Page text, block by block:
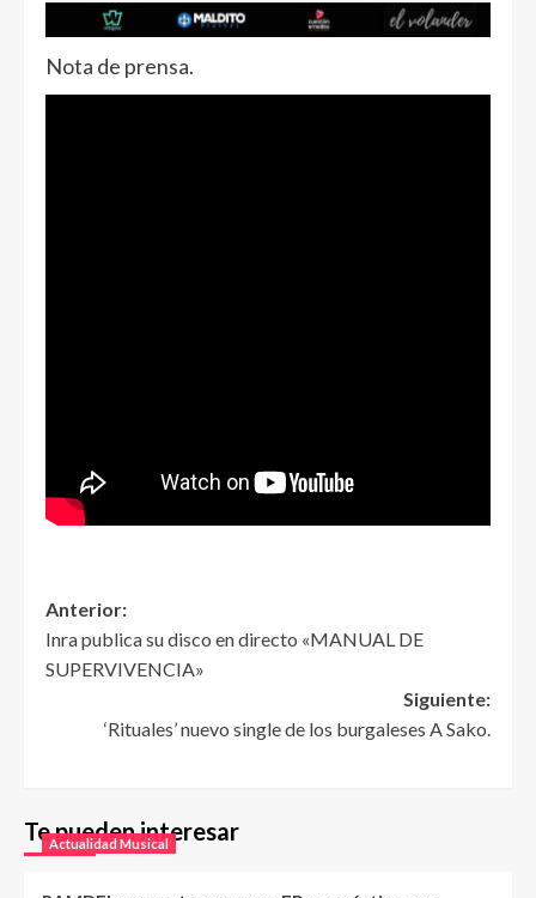
Nota de prensa.
Anterior:
Inra publica su disco en directo «MANUAL DE
SUPERVIVENCIA»
Siguiente:
‘Rituales’ nuevo single de los burgaleses A Sako.
Te pueden interesar
Actualidad Musical